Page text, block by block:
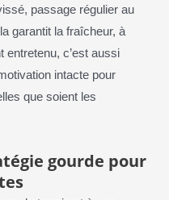
passage régulier au
garantit la fraîcheur, à
entretenu, c’est aussi
intacte pour
que soient les
gourde pour